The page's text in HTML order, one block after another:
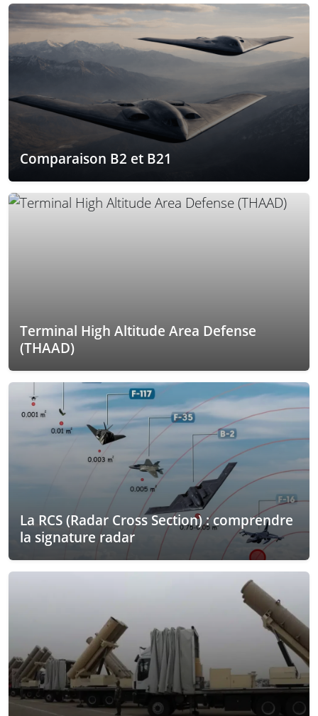
Comparaison B2 et B21
Terminal High Altitude Area Defense
(THAAD)
La RCS (Radar Cross Section) : comprendre
la signature radar